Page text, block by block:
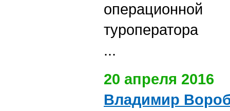
туроператора
...
20 апреля 2016
Владимир